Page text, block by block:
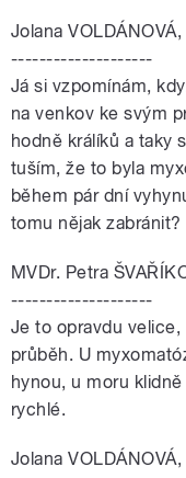
Jolana
--------------------
Já si vzpomínám,
na venkov ke svým
hodně králíků a taky
tuším, že to byla
během pár dní
tomu nějak zabránit?
MVDr. Petra
--------------------
Je to opravdu
průběh. U
hynou, u moru
rychlé.
Jolana